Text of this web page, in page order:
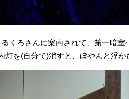
くろさんに案内されて、第一暗室
灯を(自分で)消すと、ぼやんと浮か